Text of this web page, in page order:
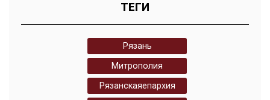
ТЕГИ
Рязань
Митрополия
Рязанскаяепархия